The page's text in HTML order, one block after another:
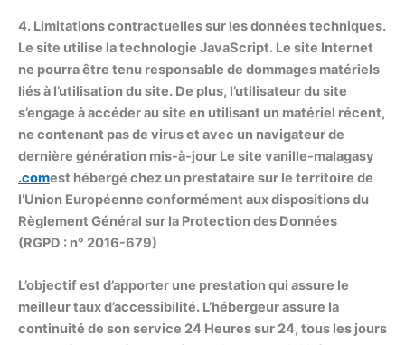
4. Limitations contractuelles sur les données techniques.
Le site utilise la technologie JavaScript. Le site Internet
ne pourra être tenu responsable de dommages matériels
liés à l’utilisation du site. De plus, l’utilisateur du site
s’engage à accéder au site en utilisant un matériel récent,
ne contenant pas de virus et avec un navigateur de
dernière génération mis-à-jour Le site vanille-malagasy
.comest hébergé chez un prestataire sur le territoire de
l’Union Européenne conformément aux dispositions du
Règlement Général sur la Protection des Données
(RGPD : n° 2016-679)
L’objectif est d’apporter une prestation qui assure le
meilleur taux d’accessibilité. L’hébergeur assure la
continuité de son service 24 Heures sur 24, tous les jours